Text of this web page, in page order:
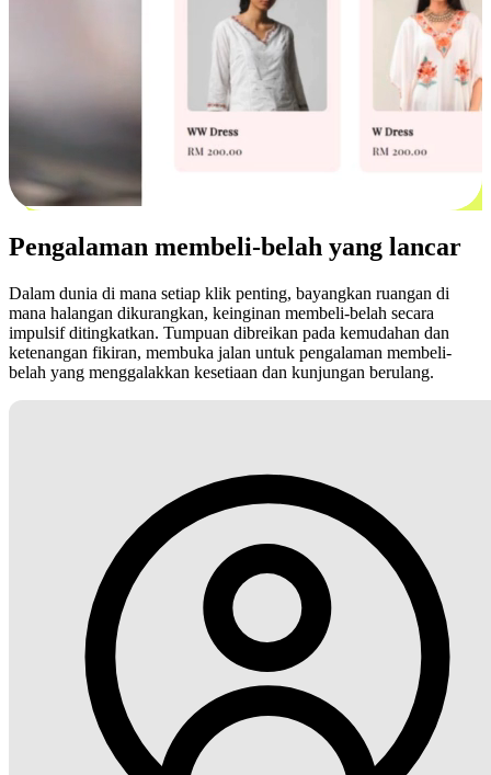
Pengalaman membeli-belah yang lancar
Dalam dunia di mana setiap klik penting, bayangkan ruangan di
mana halangan dikurangkan, keinginan membeli-belah secara
impulsif ditingkatkan. Tumpuan dibreikan pada kemudahan dan
ketenangan fikiran, membuka jalan untuk pengalaman membeli-
belah yang menggalakkan kesetiaan dan kunjungan berulang.